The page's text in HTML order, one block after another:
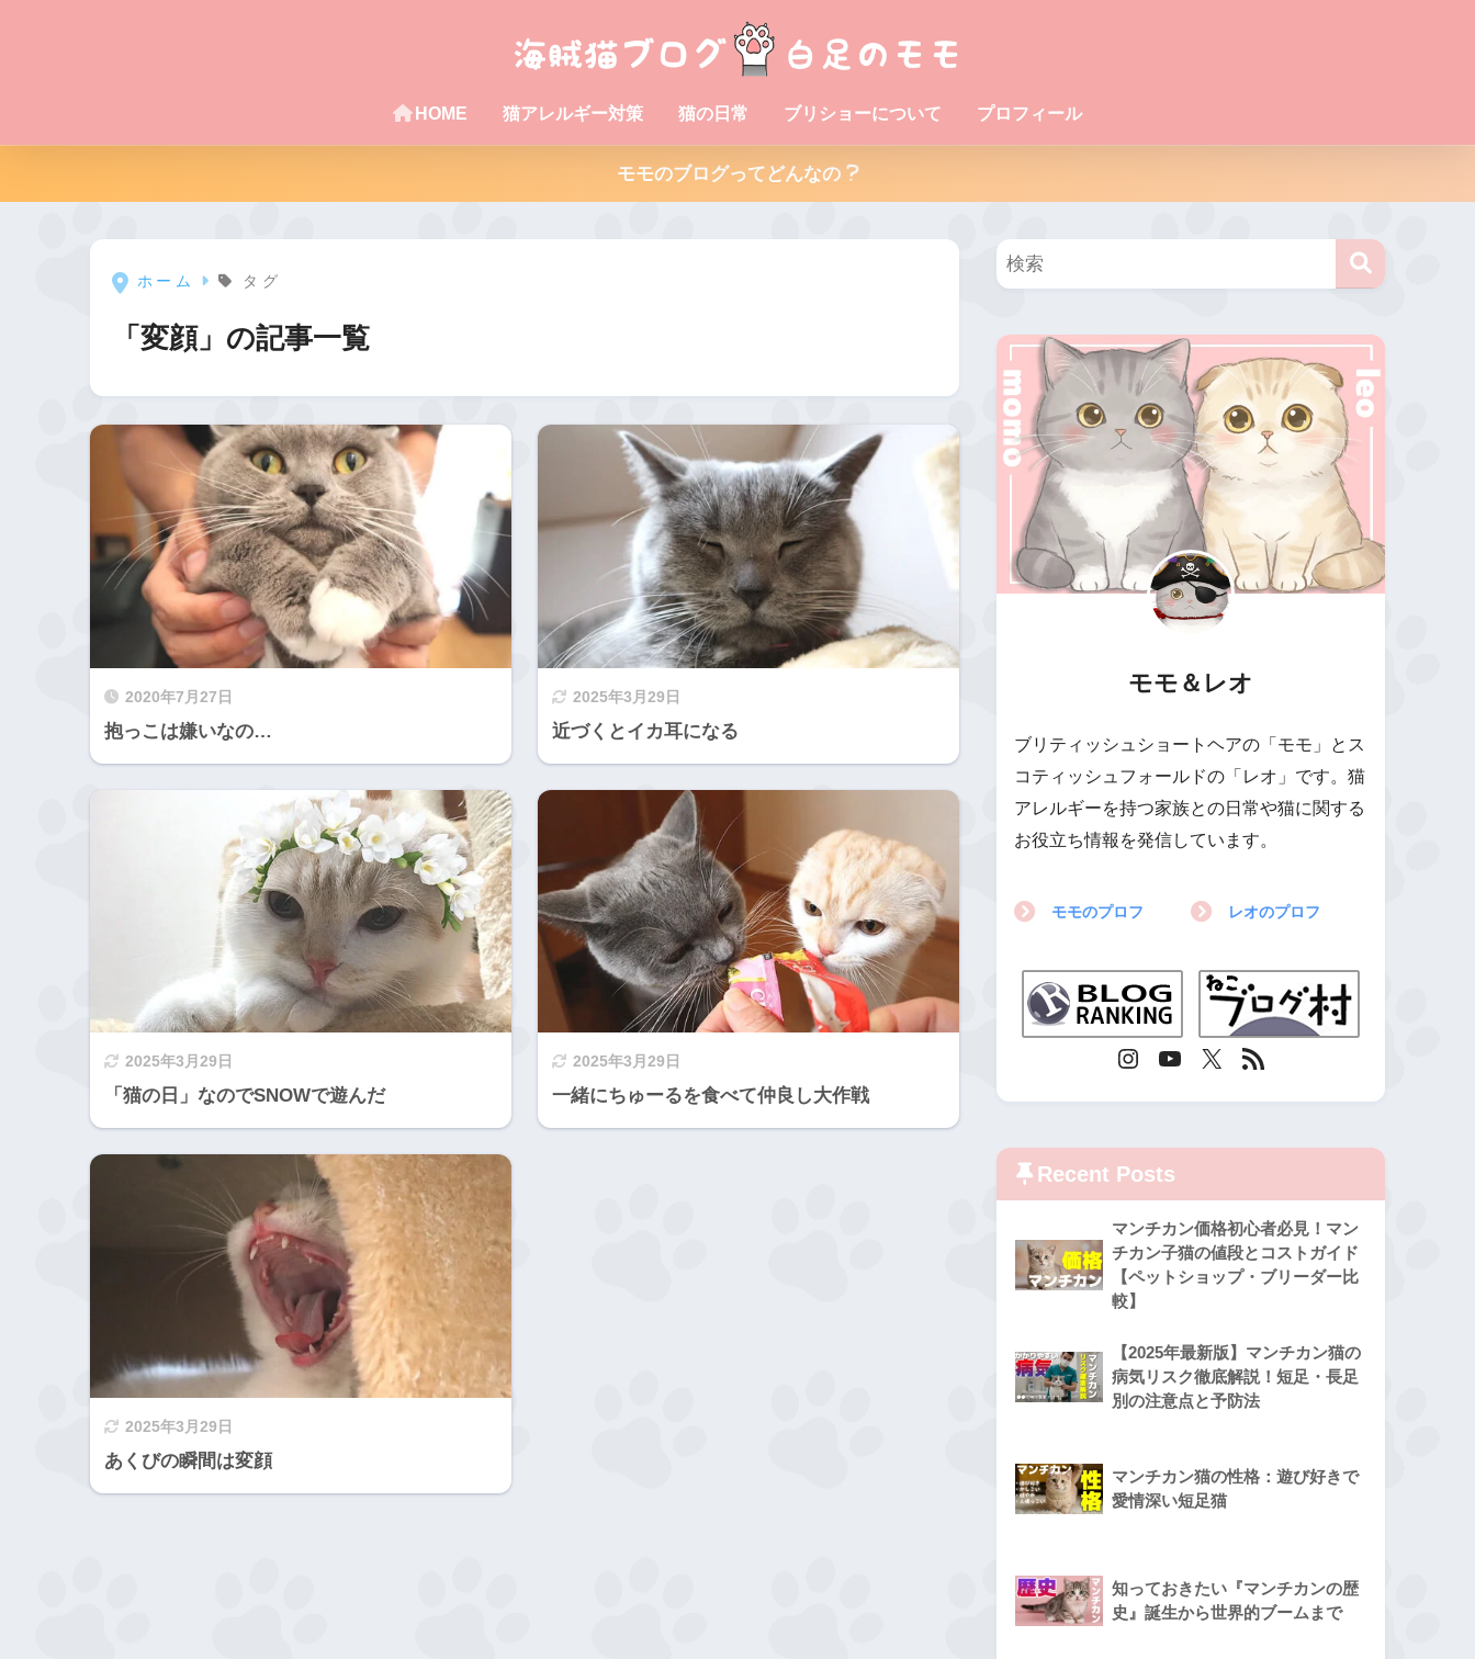
HOME 猫アレルギー対策 猫の日常 ブリショーについて プロフィール
モモのブログってどんなの
ホーム タグ
「変顔」の記事一覧
2020年7月27日
抱っこは嫌いなの…
2025年3月29日
近づくとイカ耳になる
2025年3月29日
「猫の日」なのでSNOWで遊んだ
2025年3月29日
一緒にちゅーるを食べて仲良し大作戦
2025年3月29日
あくびの瞬間は変顔
モモ＆レオ
ブリティッシュショートヘアの「モモ」とス
コティッシュフォールドの「レオ」です。猫
アレルギーを持つ家族との日常や猫に関する
お役立ち情報を発信しています。
モモのプロフ レオのプロフ
Recent Posts
マンチカン価格初心者必見！マン
チカン子猫の値段とコストガイド
【ペットショップ・ブリーダー比
較】
【2025年最新版】マンチカン猫の
病気リスク徹底解説！短足・長足
別の注意点と予防法
マンチカン猫の性格：遊び好きで
愛情深い短足猫
知っておきたい『マンチカンの歴
史』誕生から世界的ブームまで